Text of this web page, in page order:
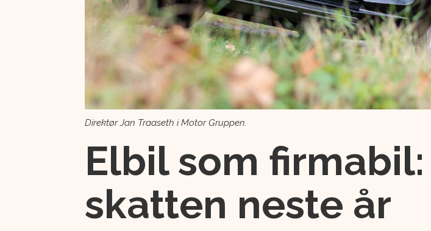
Direktør Jan Traaseth i Motor Gruppen.
Elbil som
skatten neste år